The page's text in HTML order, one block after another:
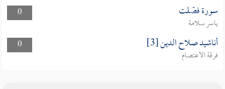
0
سورة فصّلت
ياسر سلامة
0
أناشيد صلاح الدين [3]
فرقة الاعتصام